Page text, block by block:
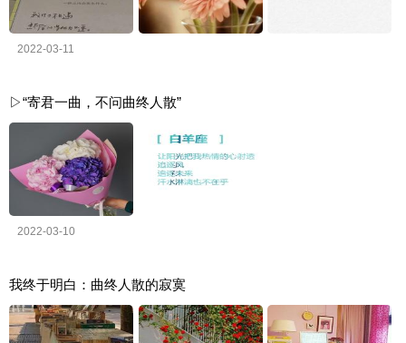
2022-03-11
▷“寄君一曲，不问曲终人散”
2022-03-10
我终于明白：曲终人散的寂寞